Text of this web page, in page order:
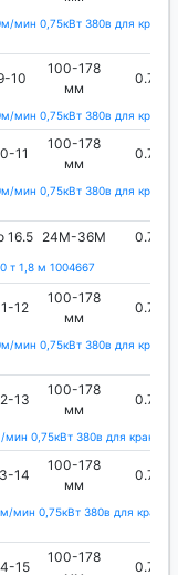
мин 0,75кВт 380в для кран-
10
100-178
мм
0.75
мин 0,75кВт 380в для крана
11
100-178
мм
0.75
мин 0,75кВт 380в для кран-
16.5 24М-36М 0.75
т 1,8 м 1004667
12
100-178
мм
0.75
мин 0,75кВт 380в для кран-
13
100-178
мм
0.75
0,75кВт 380в для кран-
14
100-178
мм
0.75
мин 0,75кВт 380в для кран-
15
100-178
0.75